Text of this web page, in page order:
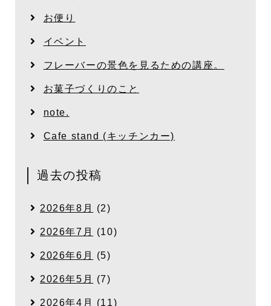
お便り
イベント
フレーバーの景色を見るための講座。
お菓子づくりのこと
note.
Cafe stand (キッチンカー)
過去の投稿
2026年8月 (2)
2026年7月 (10)
2026年6月 (5)
2026年5月 (7)
2026年4月 (11)